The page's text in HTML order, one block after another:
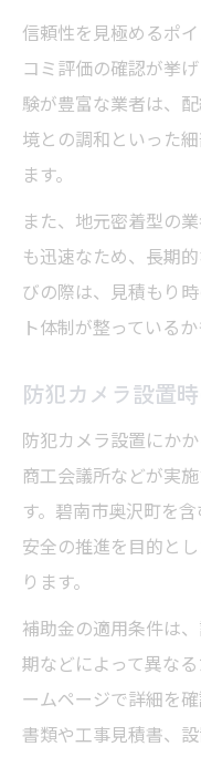
信頼性を見極めるポ
コミ評価の確認が挙
験が豊富な業者は、
境との調和といった
ます。
また、地元密着型の
も迅速なため、長期
びの際は、見積もり
ト体制が整っている
防犯カメラ設置
防犯カメラ設置にか
商工会議所などが実
す。碧南市奥沢町を
安全の推進を目的と
ります。
補助金の適用条件は
期などによって異な
ームページで詳細を
書類や工事見積書、